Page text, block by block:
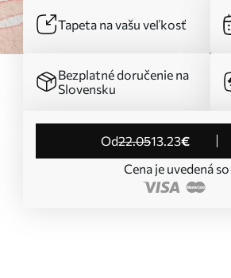
Tapeta na vašu veľkosť
Bezplatné doručenie na
Slovensku
od22.0513.23€
Cena je uvedená so